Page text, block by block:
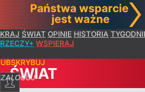
KRAJ ŚWIAT OPINIE HISTORIA
RZECZY+ WSPIERAJ
ZALOGUJ
ŚWIAT